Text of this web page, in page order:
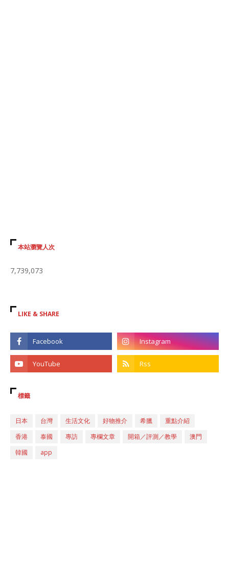
本站瀏覽人次
7,739,073
LIKE & SHARE
標籤
日本 台灣 生活文化 好物推介 希臘
重點介紹
香港
泰國 專訪 專欄文章 開箱／評測／教學
澳門
韓國
app